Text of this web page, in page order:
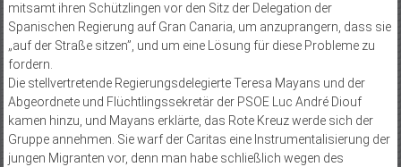
mitsamt ihren Schützlingen vor den Sitz der Delegation der
Spanischen Regierung auf Gran Canaria, um anzuprangern, dass sie
„auf der Straße sitzen”, und um eine Lösung für diese Probleme zu
fordern.
Die stellvertretende Regierungsdelegierte Teresa Mayans und der
Abgeordnete und Flüchtlingssekretär der PSOE Luc André Diouf
kamen hinzu, und Mayans erklärte, das Rote Kreuz werde sich der
Gruppe annehmen. Sie warf der Caritas eine Instrumentalisierung der
jungen Migranten vor, denn man habe schließlich wegen des